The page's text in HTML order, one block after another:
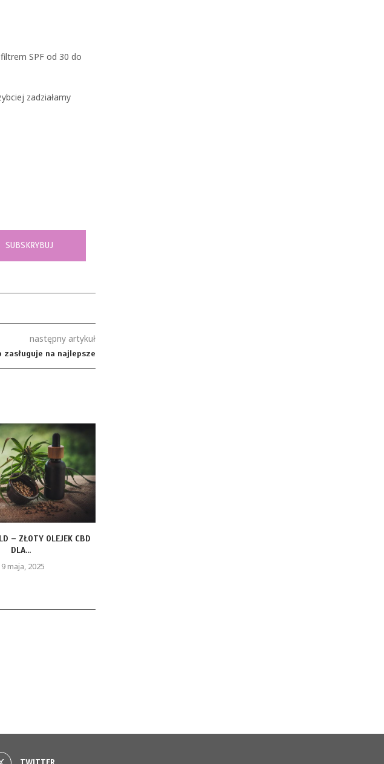
SPF od 30 do
zadziałamy
następny artykuł
zasługuje na najlepsze
– ZŁOTY OLEJEK CBD
DLA...
maja, 2025